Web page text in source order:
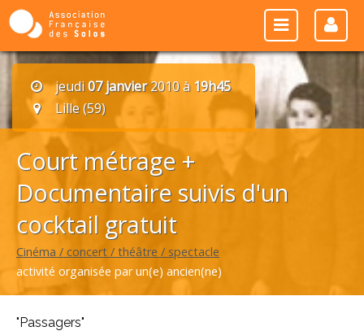
jeudi07 janvier2010 à 19h45
Lille (59)
Court métrage +
Documentaire suivis d'un
cocktail gratuit
Cinéma / concert / théâtre / spectacle
activité organisée par un(e) ancien(ne)
"Passagers"